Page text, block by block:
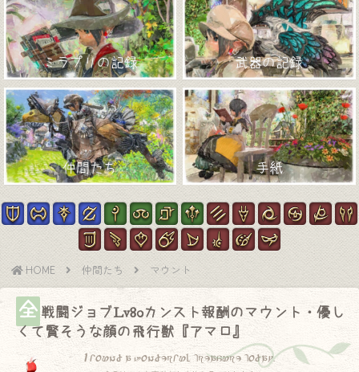
ミラプリの記録 武器の記録
仲間たち 手紙
HOME 仲間たち マウント
全 戦闘ジョブLv80カンスト報酬のマウント・優し
くて賢そうな顔の飛行獣『アマロ』
I found a wonderful treasure today.